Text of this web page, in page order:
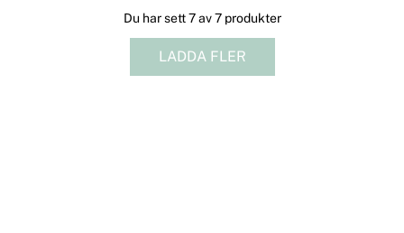
Du har sett 7 av 7 produkter
LADDA FLER